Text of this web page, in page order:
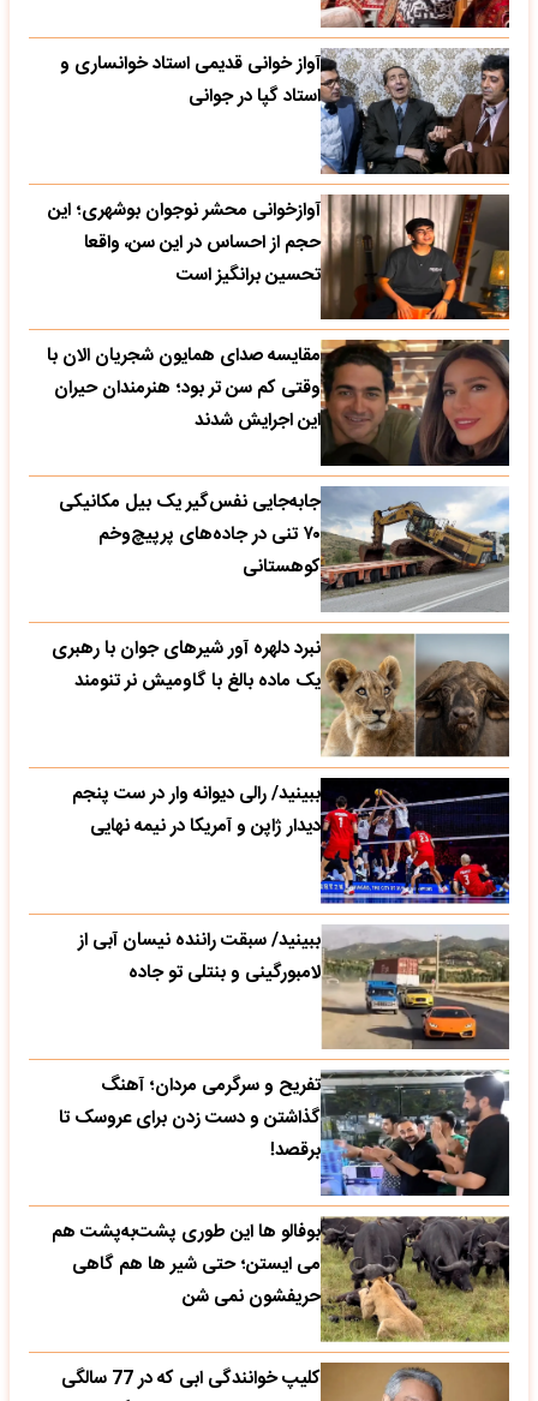
آواز خوانی قدیمی استاد خوانساری و
استاد گپا در جوانی
آوازخوانی محشر نوجوان بوشهری؛ این
حجم از احساس در این سن، واقعا
تحسین‌ برانگیز است
مقایسه صدای همایون شجریان الان با
وقتی کم سن تر بود؛ هنرمندان حیران
این اجرایش شدند
جابه‌جایی نفس‌گیر یک بیل مکانیکی
۷۰ تنی در جاده‌های پرپیچ‌وخم
کوهستانی
نبرد دلهره آور شیرهای جوان با رهبری
یک ماده بالغ با گاومیش نر تنومند
ببینید/ رالی دیوانه وار در ست پنجم
دیدار ژاپن و آمریکا در نیمه نهایی
ببینید/ سبقت راننده نیسان آبی از
لامبورگینی و بنتلی تو جاده
تفریح و سرگرمی مردان؛ آهنگ
گذاشتن و دست زدن برای عروسک تا
برقصد!
بوفالو ها این‌ طوری پشت‌به‌پشت هم
می‌ ایستن؛ حتی شیر ها هم گاهی
حریفشون نمی‌ شن
کلیپ خوانندگی ابی که در 77 سالگی